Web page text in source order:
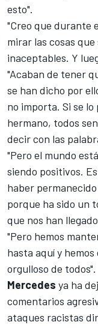
esto".
"Creo que durante
mirar las cosas
inaceptables. Y
"Acaban de tener
se han dicho por
no importa. Si se lo
hermano, todos
decir con las
"Pero el mundo
siendo positivos.
haber
porque ha sido un
que nos han
"Pero hemos
hasta aquí y
orgulloso de todos".
Mercedes ya ha
comentarios
ataques racistas